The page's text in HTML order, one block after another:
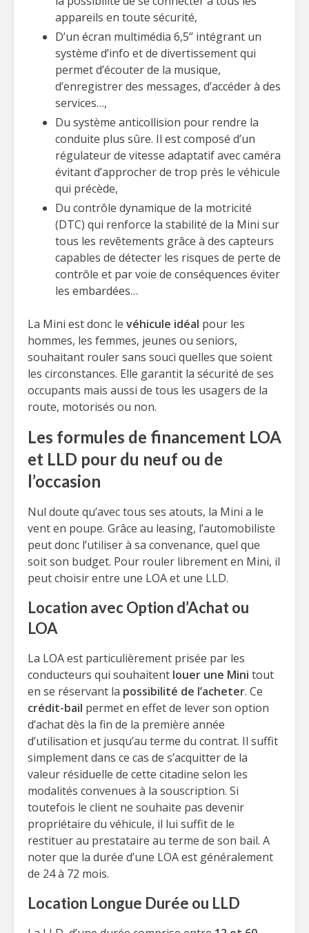
appareils en toute sécurité,
D’un écran multimédia 6,5’’ intégrant un
système d’info et de divertissement qui
permet d’écouter de la musique,
d’enregistrer des messages, d’accéder à des
services…,
Du système anticollision pour rendre la
conduite plus sûre. Il est composé d’un
régulateur de vitesse adaptatif avec caméra
évitant d’approcher de trop près le véhicule
qui précède,
Du contrôle dynamique de la motricité
(DTC) qui renforce la stabilité de la Mini sur
tous les revêtements grâce à des capteurs
capables de détecter les risques de perte de
contrôle et par voie de conséquences éviter
les embardées…
La Mini est donc le véhicule idéal pour les
hommes, les femmes, jeunes ou seniors,
souhaitant rouler sans souci quelles que soient
les circonstances. Elle garantit la sécurité de ses
occupants mais aussi de tous les usagers de la
route, motorisés ou non.
Les formules de financement LOA
et LLD pour du neuf ou de
l’occasion
Nul doute qu’avec tous ses atouts, la Mini a le
vent en poupe. Grâce au leasing, l’automobiliste
peut donc l’utiliser à sa convenance, quel que
soit son budget. Pour rouler librement en Mini, il
peut choisir entre une LOA et une LLD.
Location avec Option d’Achat ou
LOA
La LOA est particulièrement prisée par les
conducteurs qui souhaitent louer une Mini tout
en se réservant la possibilité de l’acheter. Ce
crédit-bail permet en effet de lever son option
d’achat dès la fin de la première année
d’utilisation et jusqu’au terme du contrat. Il suffit
simplement dans ce cas de s’acquitter de la
valeur résiduelle de cette citadine selon les
modalités convenues à la souscription. Si
toutefois le client ne souhaite pas devenir
propriétaire du véhicule, il lui suffit de le
restituer au prestataire au terme de son bail. A
noter que la durée d’une LOA est généralement
de 24 à 72 mois.
Location Longue Durée ou LLD